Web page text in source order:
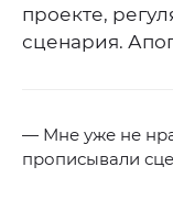
проекте,
сценария.
— Мне уже не
прописывали